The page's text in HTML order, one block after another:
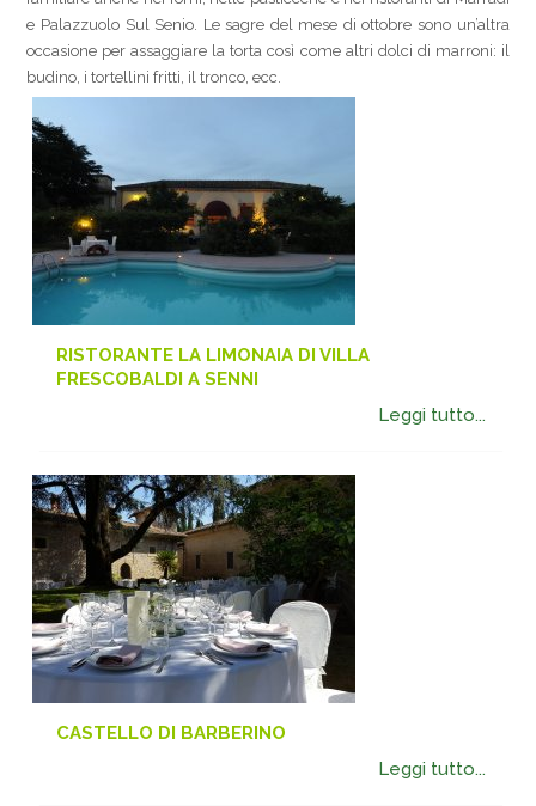
e Palazzuolo Sul Senio. Le sagre del mese di ottobre sono un’altra
occasione per assaggiare la torta così come altri dolci di marroni: il
budino, i tortellini fritti, il tronco, ecc.
RISTORANTE LA LIMONAIA DI VILLA
FRESCOBALDI A SENNI
Leggi tutto...
CASTELLO DI BARBERINO
Leggi tutto...